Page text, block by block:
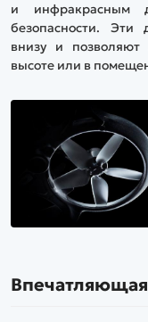
и инфракрасным
безопасности. Эти
внизу и
высоте или в